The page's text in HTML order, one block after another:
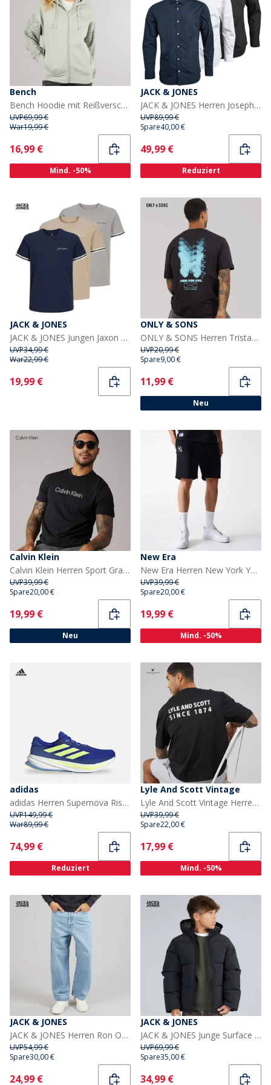
Bench
Bench Hoodie mit Reißverschluss Damen Salbei
UVP69,99 €
War19,99 €
Current
16,99 €
Mind. -50%
JACK & JONES
JACK & JONES Herren Joseph Drei Pack Langarm Hemden Marine/Weiß/Schwarz
UVP89,99 €
Spare40,00 €
Current
49,99 €
Reduziert
JACK & JONES
JACK & JONES Jungen Jaxon T-Shirts Mehrfarbig
UVP34,99 €
War22,99 €
Current
19,99 €
ONLY & SONS
ONLY & SONS Herren Tristan T Shirt Relaxed Schwarz/Veni
UVP20,99 €
Spare9,00 €
Current
11,99 €
Neu
Calvin Klein
Calvin Klein Herren Sport Grafik T Shirt Schwarz
UVP39,99 €
Spare20,00 €
Current
19,99 €
Neu
New Era
New Era Herren New York Yankees Shorts Schwarz Blk
UVP39,99 €
Spare20,00 €
Current
19,99 €
Mind. -50%
adidas
adidas Herren Supernova Rise 2 Neutrale Laufschuhe Lucid Blue/Hi-Res Yellow/Blue Fusion
UVP149,99 €
War89,99 €
Current
74,99 €
Reduziert
Lyle And Scott Vintage
Lyle And Scott Vintage Herren Oversized 1874 T Shirt Jet Black
UVP39,99 €
Spare22,00 €
Current
17,99 €
Mind. -50%
JACK & JONES
JACK & JONES Herren Ron Original AM 192 Loose Jeans Blue Denim
UVP54,99 €
Spare30,00 €
Current
24,99 €
JACK & JONES
JACK & JONES Junge Surface Steppjacke Schwarz
UVP69,99 €
Spare35,00 €
Current
34,99 €